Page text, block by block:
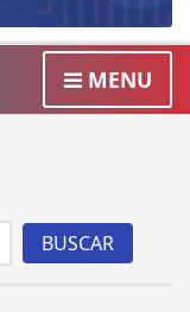
MENU
BUSCAR